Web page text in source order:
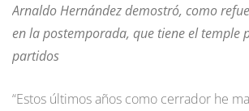
Arnaldo Hernández demostró, como
en la postemporada, que tiene el temple
partidos
“Estos últimos años como cerrador he